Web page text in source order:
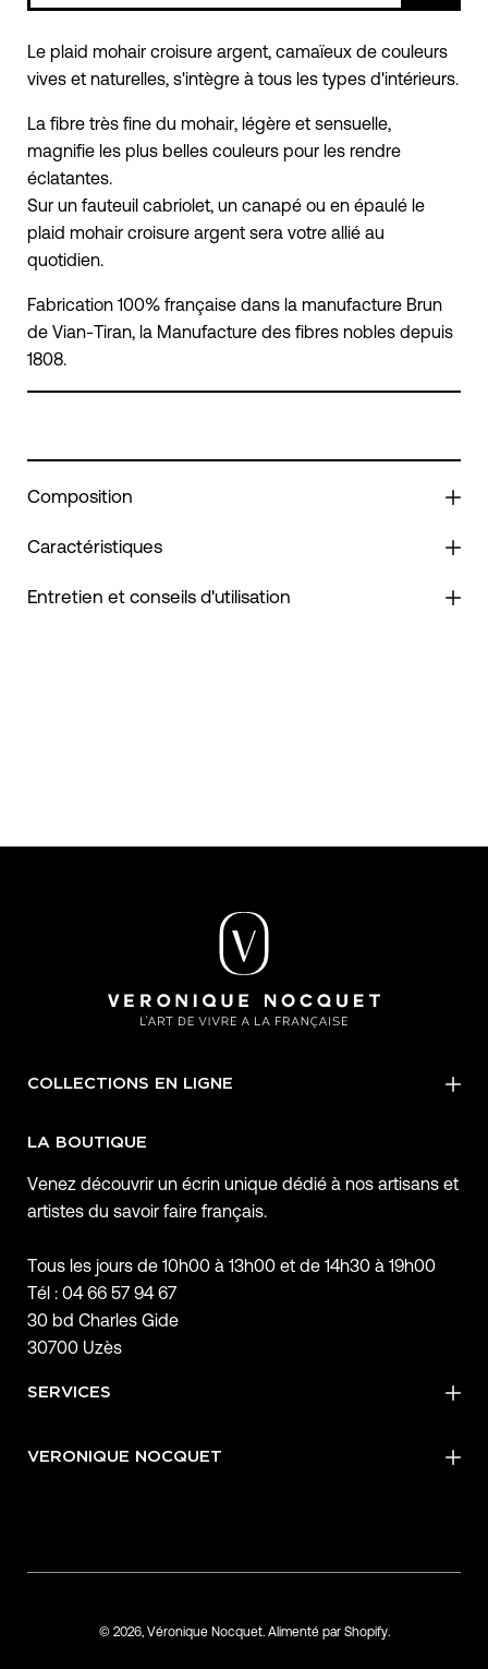
Le plaid mohair croisure argent, camaïeux de couleurs
vives et naturelles, s'intègre à tous les types d'intérieurs.
La fibre très fine du mohair, légère et sensuelle,
magnifie les plus belles couleurs pour les rendre
éclatantes.
Sur un fauteuil cabriolet, un canapé ou en épaulé le
plaid mohair croisure argent sera votre allié au
quotidien.
Fabrication 100% française dans la manufacture Brun
de Vian-Tiran, la Manufacture des fibres nobles depuis
1808.
Composition
Caractéristiques
Entretien et conseils d'utilisation
COLLECTIONS EN LIGNE
LA BOUTIQUE
Venez découvrir un écrin unique dédié à nos artisans et
artistes du savoir faire français.
Tous les jours de 10h00 à 13h00 et de 14h30 à 19h00
Tél : 04 66 57 94 67
30 bd Charles Gide
30700 Uzès
SERVICES
VERONIQUE NOCQUET
© 2026, Véronique Nocquet. Alimenté par Shopify.